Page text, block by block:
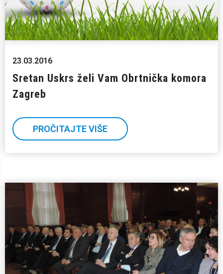
23.03.2016
Sretan Uskrs želi Vam Obrtnička komora
Zagreb
PROČITAJTE VIŠE